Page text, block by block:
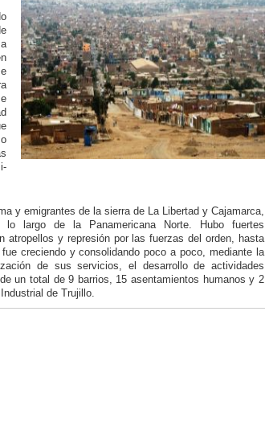
y emigrantes de la sierra de La Libertad y Cajamarca,
lo largo de la Panamericana Norte. Hubo fuertes
atropellos y represión por las fuerzas del orden, hasta
creciendo y consolidando poco a poco, mediante la
de sus servicios, el desarrollo de actividades
un total de 9 barrios, 15 asentamientos humanos y 2
de Trujillo.